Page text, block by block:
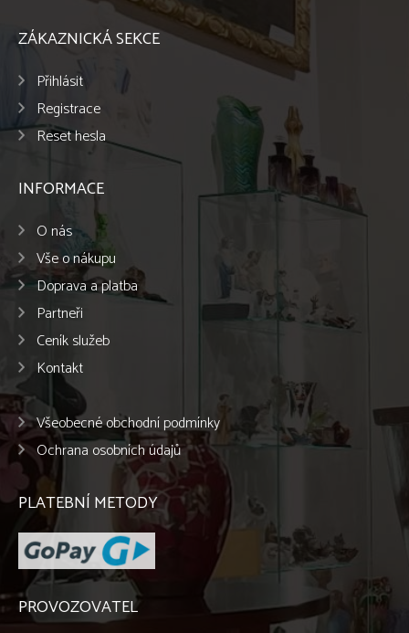
ZÁKAZNICKÁ SEKCE
Přihlásit
Registrace
Reset hesla
INFORMACE
O nás
Vše o nákupu
Doprava a platba
Partneři
Ceník služeb
Kontakt
Všeobecné obchodní podmínky
Ochrana osobních údajů
PLATEBNÍ METODY
PROVOZOVATEL